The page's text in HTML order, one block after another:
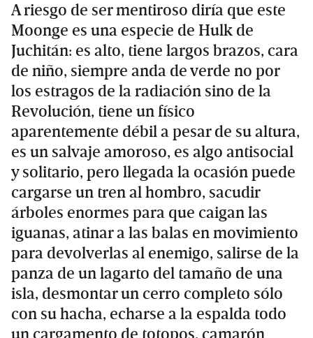
A riesgo de ser mentiroso diría que este
Moonge es una especie de Hulk de
Juchitán: es alto, tiene largos brazos, cara
de niño, siempre anda de verde no por
los estragos de la radiación sino de la
Revolución, tiene un físico
aparentemente débil a pesar de su altura,
es un salvaje amoroso, es algo antisocial
y solitario, pero llegada la ocasión puede
cargarse un tren al hombro, sacudir
árboles enormes para que caigan las
iguanas, atinar a las balas en movimiento
para devolverlas al enemigo, salirse de la
panza de un lagarto del tamaño de una
isla, desmontar un cerro completo sólo
con su hacha, echarse a la espalda todo